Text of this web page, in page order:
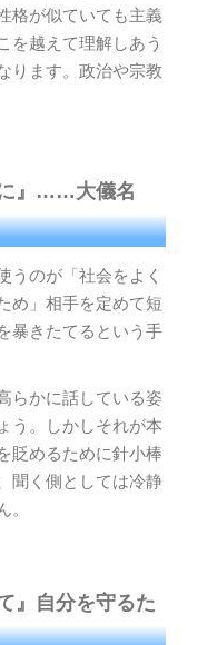
格が似ていても主義
を越えて理解しあう
ります。政治や宗教
に』……大儀名
うのが「社会をよく
め」相手を定めて短
暴きたてるという手
らかに話している姿
う。しかしそれが本
貶めるために針小棒
聞く側としては冷静
。
』自分を守るた